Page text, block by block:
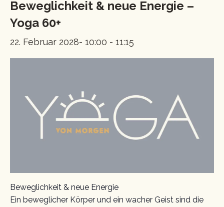
Beweglichkeit & neue Energie –
Yoga 60+
22. Februar 2028- 10:00 - 11:15
Beweglichkeit & neue Energie
Ein beweglicher Körper und ein wacher Geist sind die